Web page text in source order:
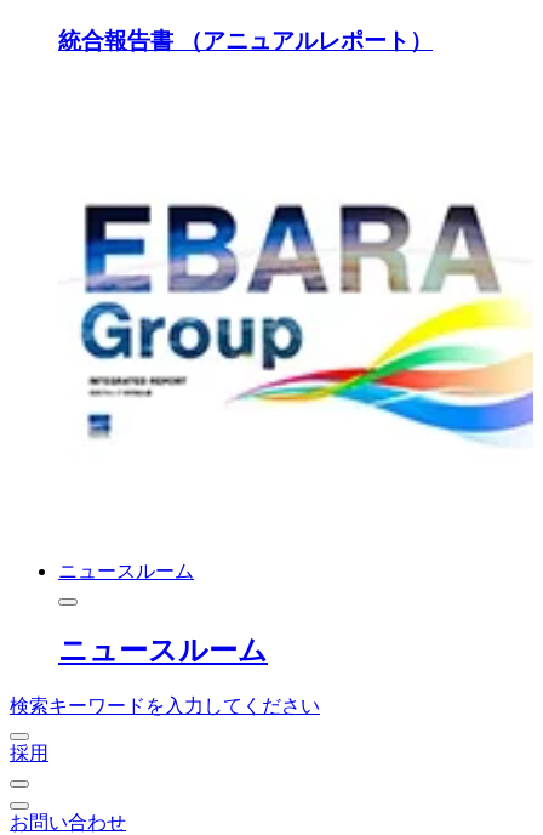
統合報告書 （アニュアルレポート）
ニュースルーム
ニュースルーム
検索キーワードを入力してください
採用
お問い合わせ